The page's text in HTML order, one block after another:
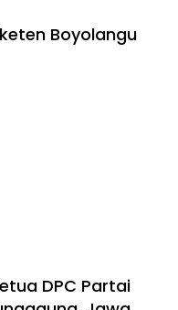
Boyolangu
DPC Partai